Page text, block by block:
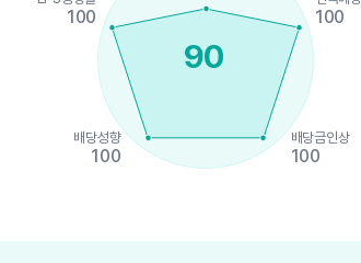
90
100
배당금인상
100
배당성향
100
100